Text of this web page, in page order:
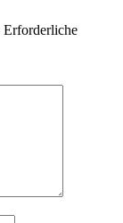
Erforderliche